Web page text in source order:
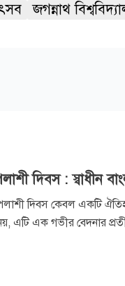
জগন্নাথ
দিবস : স্বাধীন
দিবস কেবল একটি
এটি এক গভীর বেদনার
বাংলার স্বাধীন অস্তিত্ব ধীরে